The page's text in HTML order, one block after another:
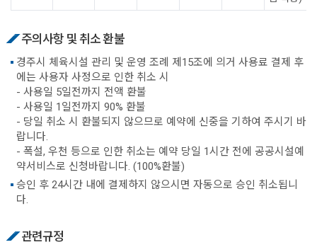
주의사항 및 취소 환불
경주시 체육시설 관리 및 운영 조례 제15조에 의거 사용료 결제 후
에는 사용자 사정으로 인한 취소 시
- 사용일 5일전까지 전액 환불
- 사용일 1일전까지 90% 환불
- 당일 취소 시 환불되지 않으므로 예약에 신중을 기하여 주시기 바
랍니다.
- 폭설, 우천 등으로 인한 취소는 예약 당일 1시간 전에 공공시설예
약서비스로 신청바랍니다. (100%환불)
승인 후 24시간 내에 결제하지 않으시면 자동으로 승인 취소됩니
다.
관련규정